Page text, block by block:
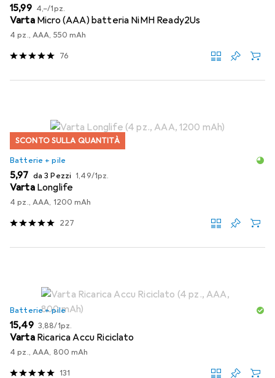
EUR
15,99 EUR
4,–/1pz.
Varta Micro (AAA) batteria NiMH Ready2Us
4 pz., AAA, 550 mAh
76
SCONTO SULLA QUANTITÀ
Batterie + pile
EUR
5,97 da 3 Pezzi EUR
1,49/1pz.
Varta Longlife
4 pz., AAA, 1200 mAh
227
Batterie + pile
EUR
15,49 EUR
3,88/1pz.
Varta Ricarica Accu Riciclato
4 pz., AAA, 800 mAh
131